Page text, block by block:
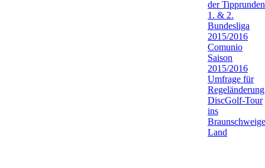
der Tipprunden
1. & 2.
Bundesliga
2015/2016
Comunio
Saison
2015/2016
Umfrage für
Regeländerung
DiscGolf-Tour
ins
Land